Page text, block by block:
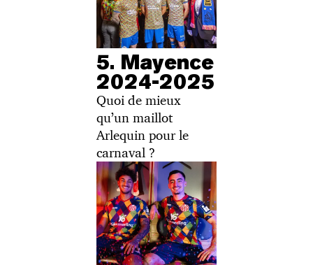
5. Mayence
2024-2025
Quoi de mieux
qu’un maillot
Arlequin pour le
carnaval ?